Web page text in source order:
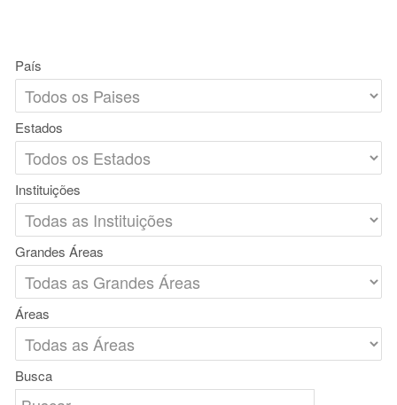
País
Estados
Instituições
Grandes Áreas
Áreas
Busca